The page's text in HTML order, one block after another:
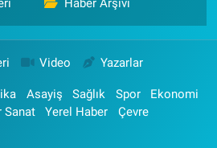
Haber Arşivi
Video Yazarlar
Asayiş Sağlık Spor
Ekonomi
Sanat Yerel Haber Çevre